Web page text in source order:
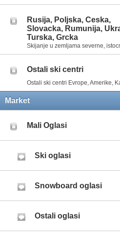
Rusija, Poljska, Ceska,
Slovacka, Rumunija,
Turska, Grcka
Skijanje u zemljama severne,
Ostali ski centri
Ostali ski centri Evrope, Amerike,
Market
Mali Oglasi
Ski oglasi
Snowboard oglasi
Ostali oglasi